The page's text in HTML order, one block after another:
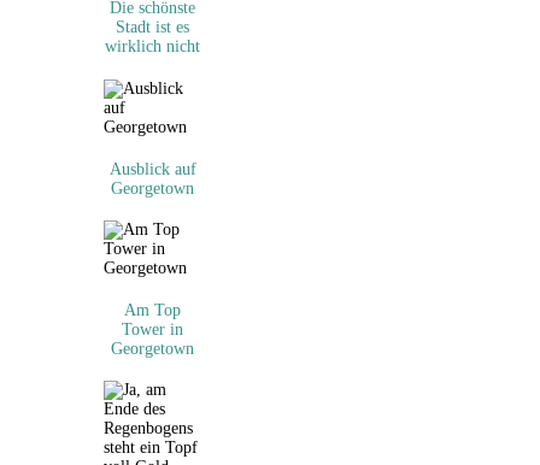
Die schönste
Stadt ist es
wirklich nicht
Ausblick auf
Georgetown
Am Top
Tower in
Georgetown